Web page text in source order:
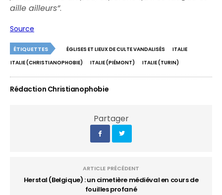
aille ailleurs”.
Source
ÉTIQUETTES ÉGLISES ET LIEUX DE CULTE VANDALISÉS
ITALIE
ITALIE (CHRISTIANOPHOBIE)
ITALIE (PIÉMONT) ITALIE (TURIN)
Rédaction Christianophobie
Partager
ARTICLE PRÉCÉDENT
Herstal (Belgique) : un cimetière médiéval en cours de
fouilles profané